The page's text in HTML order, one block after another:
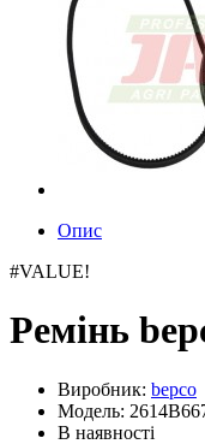
Опис
#VALUE!
Ремінь
Виробник: bepco
Модель:
В наявності